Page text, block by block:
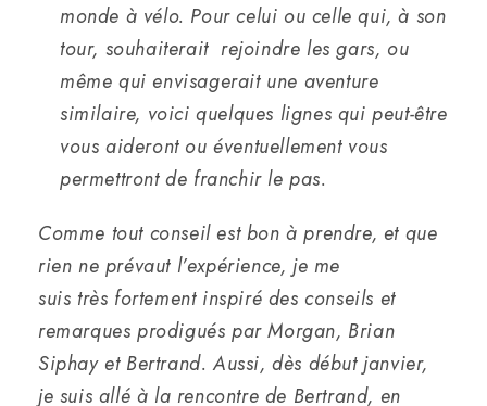
monde à vélo. Pour celui ou celle qui, à son
tour, souhaiterait rejoindre les gars, ou
même qui envisagerait une aventure
similaire, voici quelques lignes qui peut-être
vous aideront ou éventuellement vous
permettront de franchir le pas.
Comme tout conseil est bon à prendre, et que
rien ne prévaut l’expérience, je me
suis très fortement inspiré des conseils et
remarques prodigués par Morgan, Brian
Siphay et Bertrand. Aussi, dès début janvier,
je suis allé à la rencontre de Bertrand, en